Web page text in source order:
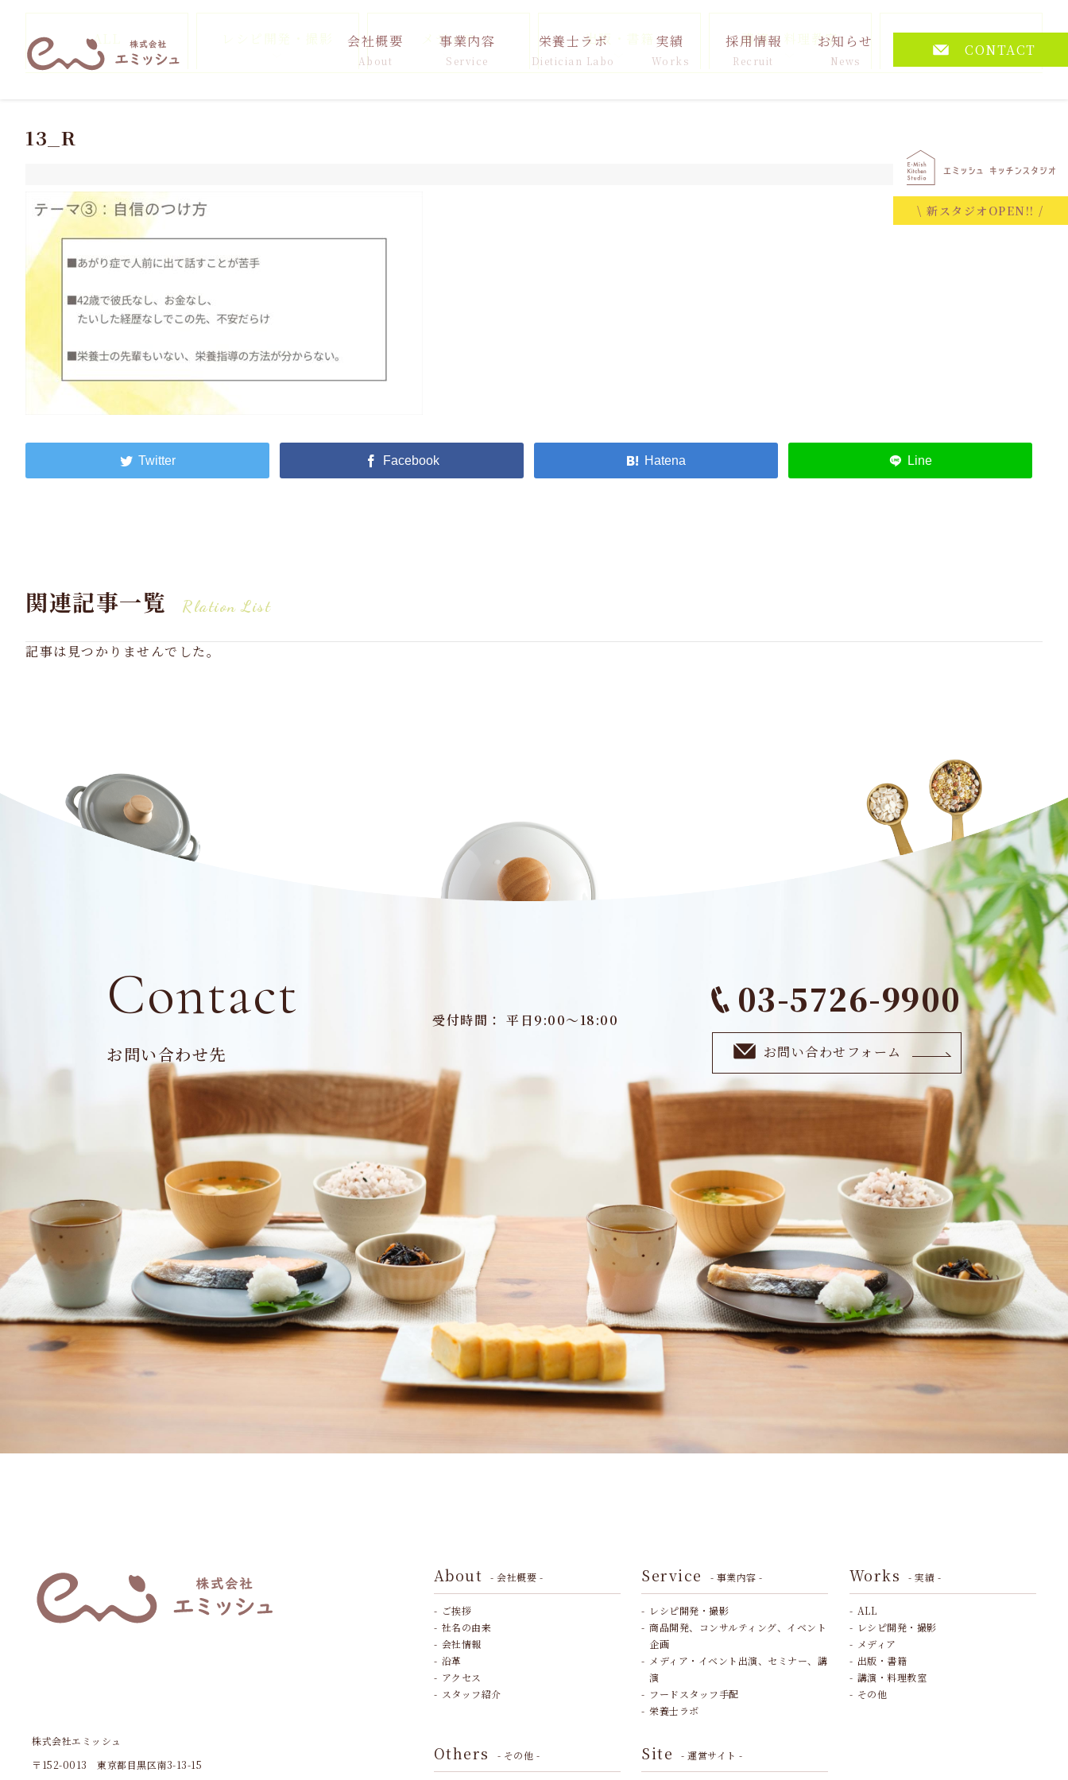
会社概要
About
事業内容
Service
栄養士ラボ
Dietician Labo
実績
Works
採用情報
Recruit
お知らせ
News
CONTACT
\ 新スタジオOPEN!! /
ALL レシピ開発・撮影 メディア 出版・書籍 講演・料理教室 その他
13_R
2026.01.28
関連記事一覧 Rlation List
記事は見つかりませんでした。
Contact
お問い合わせ先
受付時間： 平日9:00～18:00 03-5726-9900
お問い合わせフォーム
株式会社エミッシュ
〒152-0013 東京都目黒区南3-13-15
About - 会社概要 -
ご挨拶
社名の由来
会社情報
沿革
アクセス
スタッフ紹介
Service - 事業内容 -
レシピ開発・撮影
商品開発、コンサルティング、イベント
企画
メディア・イベント出演、セミナー、講
演
フードスタッフ手配
栄養士ラボ
Works - 実績 -
ALL
レシピ開発・撮影
メディア
出版・書籍
講演・料理教室
その他
Others - その他 - Site - 運営サイト -